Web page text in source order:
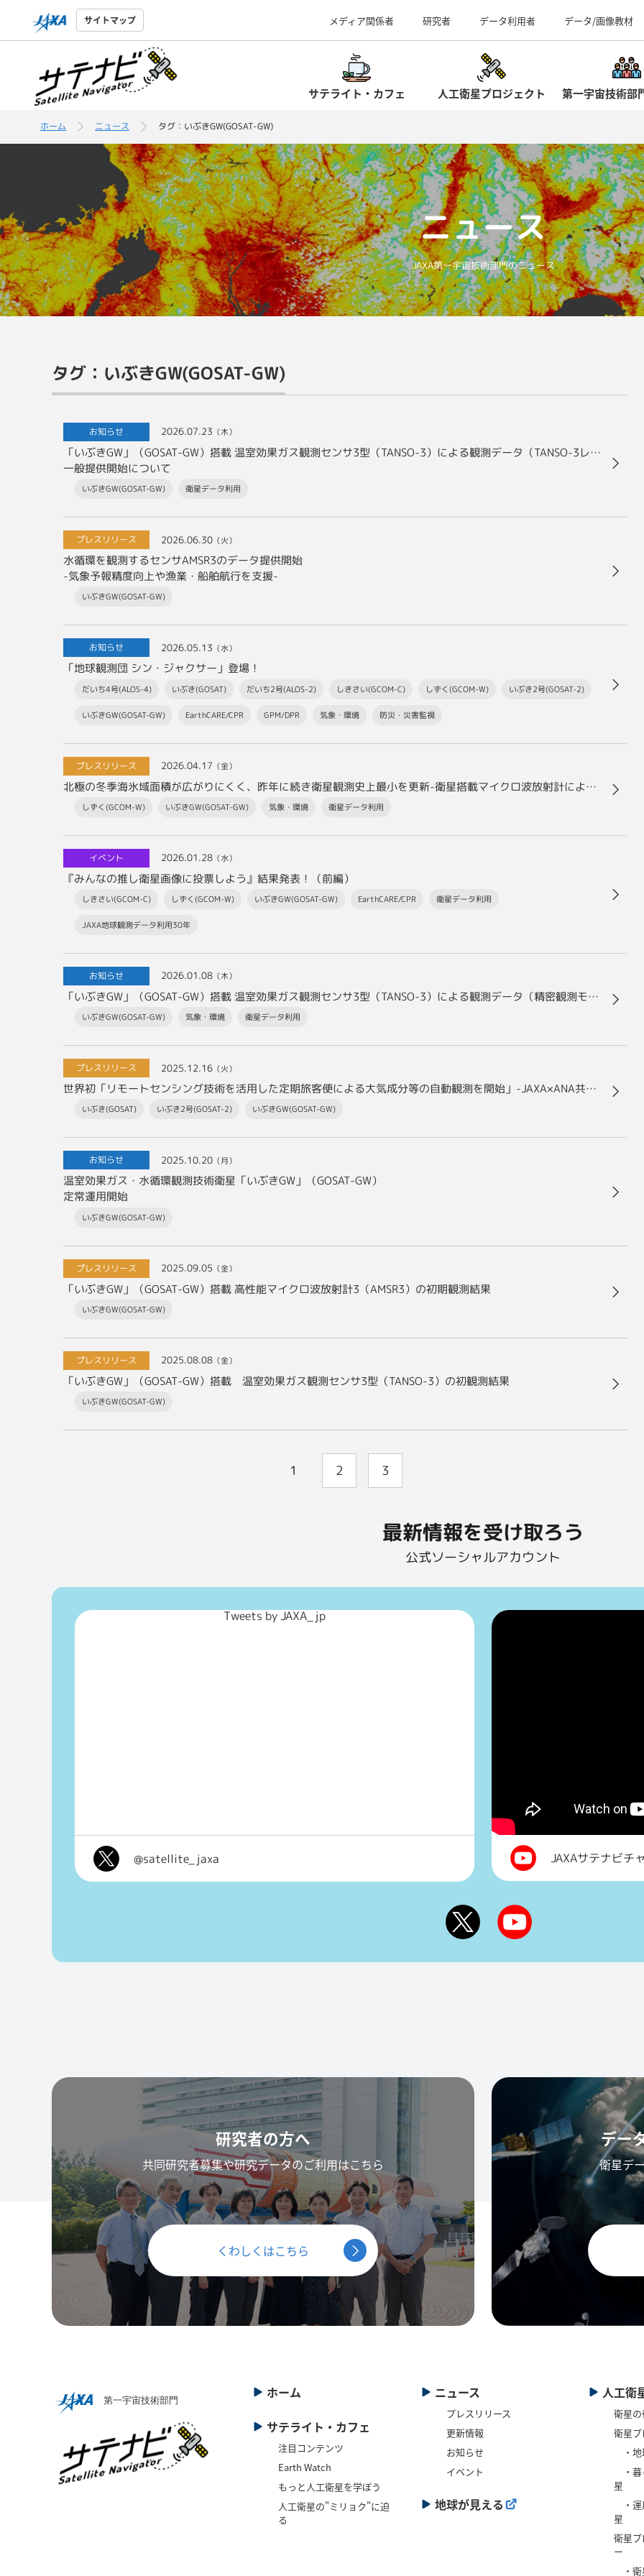
サイトマップ メディア関係者 研究者 データ利用者 データ/画像教材
サテライト・カフェ 人工衛星プロジェクト 第一宇宙技術部
ホーム ニュース タグ：いぶきGW(GOSAT-GW)
ニュース
JAXA第一宇宙技術部門のニュース
タグ：いぶきGW(GOSAT-GW)
お知らせ 2026.07.23 （木）
「いぶきGW」（GOSAT-GW）搭載 温室効果ガス観測センサ3型（TANSO-3）による観測データ（TANSO-3レベル1Bプロダクト）の
一般提供開始について
いぶきGW(GOSAT-GW) 衛星データ利用
プレスリリース 2026.06.30 （火）
水循環を観測するセンサAMSR3のデータ提供開始
-気象予報精度向上や漁業・船舶航行を支援-
いぶきGW(GOSAT-GW)
お知らせ 2026.05.13 （水）
「地球観測団 シン・ジャクサー」登場！
だいち4号(ALOS-4) いぶき(GOSAT) だいち2号(ALOS-2) しきさい(GCOM-C) しずく(GCOM-W) いぶき2号(GOSAT-2)
いぶきGW(GOSAT-GW) EarthCARE/CPR GPM/DPR 気象・環境 防災・災害監視
プレスリリース 2026.04.17 （金）
北極の冬季海氷域面積が広がりにくく、昨年に続き衛星観測史上最小を更新-衛星搭載マイクロ波放射計による長期北極海氷モニタリング-
しずく(GCOM-W) いぶきGW(GOSAT-GW) 気象・環境 衛星データ利用
イベント 2026.01.28 （水）
『みんなの推し衛星画像に投票しよう』結果発表！（前編）
しきさい(GCOM-C) しずく(GCOM-W) いぶきGW(GOSAT-GW) EarthCARE/CPR 衛星データ利用
JAXA地球観測データ利用30年
お知らせ 2026.01.08 （木）
「いぶきGW」（GOSAT-GW）搭載 温室効果ガス観測センサ3型（TANSO-3）による観測データ（精密観測モード）の初解析結果について
いぶきGW(GOSAT-GW) 気象・環境 衛星データ利用
プレスリリース 2025.12.16 （火）
世界初「リモートセンシング技術を活用した定期旅客便による大気成分等の自動観測を開始」-JAXA×ANA共同研究による温室効果ガス削減の取り組み-
いぶき(GOSAT) いぶき2号(GOSAT-2) いぶきGW(GOSAT-GW)
お知らせ 2025.10.20 （月）
温室効果ガス・水循環観測技術衛星「いぶきGW」（GOSAT-GW）
定常運用開始
いぶきGW(GOSAT-GW)
プレスリリース 2025.09.05 （金）
「いぶきGW」（GOSAT-GW）搭載 高性能マイクロ波放射計3（AMSR3）の初期観測結果
いぶきGW(GOSAT-GW)
プレスリリース 2025.08.08 （金）
「いぶきGW」（GOSAT-GW）搭載 温室効果ガス観測センサ3型（TANSO-3）の初観測結果
いぶきGW(GOSAT-GW)
1 2 3
最新情報を受け取ろう
公式ソーシャルアカウント
Tweets by JAXA_jp
@satellite_jaxa JAXAサテナビチ
研究者の方へ
共同研究者募集や研究データのご利用はこちら
くわしくはこちら
デー
衛星デ
ホーム
サテライト・カフェ
注目コンテンツ
Earth Watch
もっと人工衛星を学ぼう
人工衛星の"ミリョク"に迫
る
ニュース
プレスリリース
更新情報
お知らせ
イベント
地球が見える
人工衛
衛星
衛星
・地
・暮
星
・運
星
衛星
ー
・衛